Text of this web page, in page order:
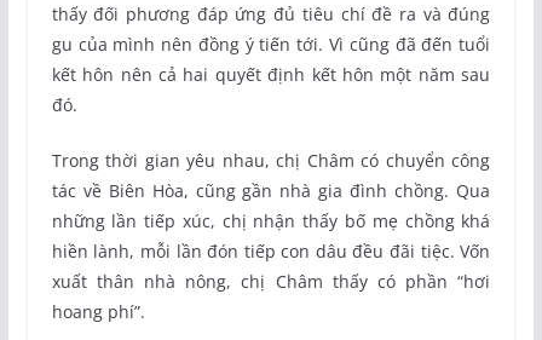
thấy đối phương đáp ứng đủ tiêu chí đề ra và đúng
gu của mình nên đồng ý tiến tới. Vì cũng đã đến tuổi
kết hôn nên cả hai quyết định kết hôn một năm sau
đó.
Trong thời gian yêu nhau, chị Châm có chuyển công
tác về Biên Hòa, cũng gần nhà gia đình chồng. Qua
những lần tiếp xúc, chị nhận thấy bố mẹ chồng khá
hiền lành, mỗi lần đón tiếp con dâu đều đãi tiệc. Vốn
xuất thân nhà nông, chị Châm thấy có phần “hơi
hoang phí”.